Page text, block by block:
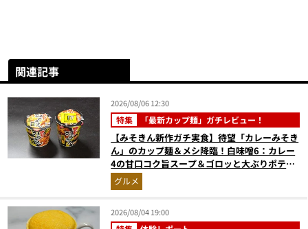
関連記事
2026/08/06 12:30
特集 「最新カップ麺」ガチレビュー！
【みそきん新作ガチ実食】待望「カレーみそき
ん」のカップ麺＆メシ降臨！白味噌6：カレー
4の甘口コク旨スープ＆ゴロッと大ぶりポテト
に歓喜
グルメ
2026/08/04 19:00